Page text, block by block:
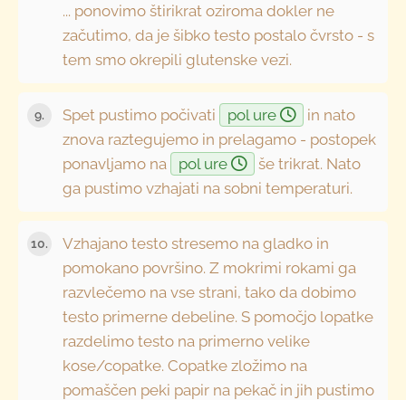
... ponovimo štirikrat oziroma dokler ne
začutimo, da je šibko testo postalo čvrsto - s
tem smo okrepili glutenske vezi.
Spet pustimo počivati pol ure
in nato
znova raztegujemo in prelagamo - postopek
ponavljamo na
pol ure
še trikrat. Nato
ga pustimo vzhajati na sobni temperaturi.
Vzhajano testo stresemo na gladko in
pomokano površino. Z mokrimi rokami ga
razvlečemo na vse strani, tako da dobimo
testo primerne debeline. S pomočjo lopatke
razdelimo testo na primerno velike
kose/copatke. Copatke zložimo na
pomaščen peki papir na pekač in jih pustimo